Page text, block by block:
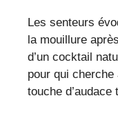
Les senteurs
la mouillure
d’un cocktail
pour qui
touche